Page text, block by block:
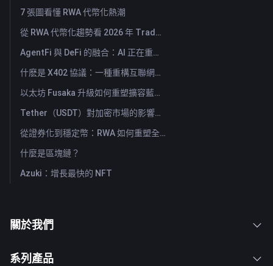
7 張圖看懂 RWA 代幣化熱潮
從 RWA 代幣化趨勢看 2026 年 TradFi 的興起
AgentFi 與 DeFi 的融合：AI 正在重塑鏈上資產管理的新時代
什麽是 X402 協議：一種重構互聯網價值交換體系的新技術標準
以太坊 Fusaka 升級如何重塑擴容藍圖？從 Rollup 架構到結算層轉型
Tether（USDT）對加密市場的影響：推動牛市力量還是重大風險？
從證券化到穩定幣：RWA 如何重塑全球資本流動？
什麼是區塊鏈？
Azuki：增長最快的 NFT
關於我們
系列產品